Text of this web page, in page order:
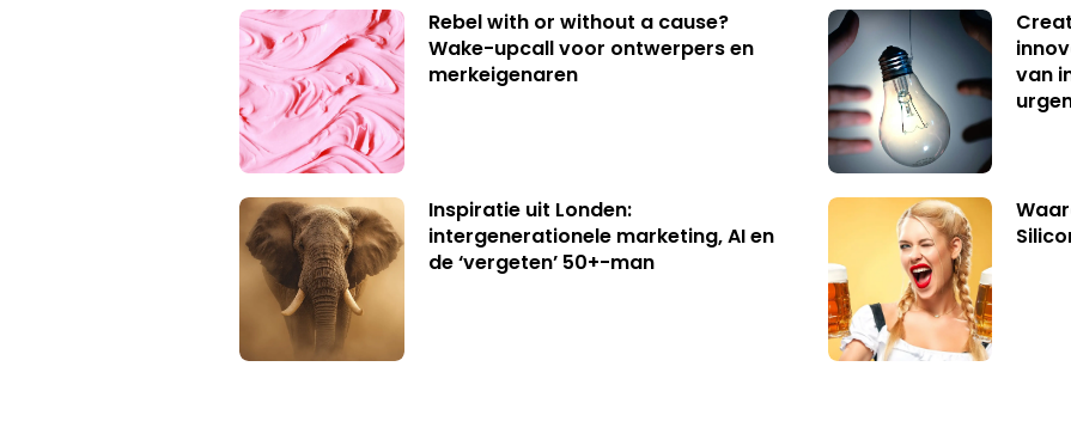
Rebel with or without a cause?
Wake-upcall voor ontwerpers en
merkeigenaren
van
Inspiratie uit Londen:
intergenerationele marketing, AI en
de ‘vergeten’ 50+-man